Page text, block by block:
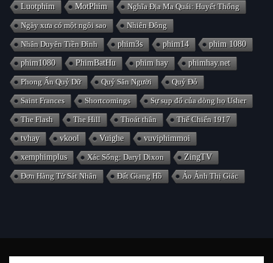
Luotphim MotPhim Nghĩa Địa Ma Quái: Huyết Thống
Ngày xưa có một ngôi sao Nhiên Đông
Nhân Duyên Tiền Đình phim3s phim14 phim 1080
phim1080 PhimBatHu phim hay phimhay.net
Phong Ấn Quỷ Dữ Quỷ Săn Người Quỷ Đỏ
Saint Frances Shortcomings Sự sụp đổ của dòng họ Usher
The Flash The Hill Thoát thân Thế Chiến 1917
tvhay vkool Vuighe vuviphimmoi
xemphimplus Xác Sống: Daryl Dixon ZingTV
Đơn Hàng Từ Sát Nhân Đất Giang Hồ Ảo Ảnh Thị Giác